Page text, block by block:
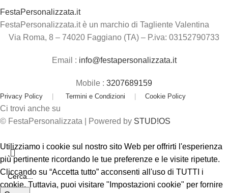
FestaPersonalizzata.it
FestaPersonalizzata.it è un marchio di Tagliente Valentina
Via Roma, 8 – 74020 Faggiano (TA) – P.iva: 03152790733
Email : info@festapersonalizzata.it
Mobile : 3207689159
Privacy Policy | Termini e Condizioni | Cookie Policy
Ci trovi anche su
© FestaPersonalizzata | Powered by STUD!OS
Utilizziamo i cookie sul nostro sito Web per offrirti l'esperienza
più pertinente ricordando le tue preferenze e le visite ripetute.
Cliccando su “Accetta tutto” acconsenti all'uso di TUTTI i
cookie. Tuttavia, puoi visitare "Impostazioni cookie" per fornire